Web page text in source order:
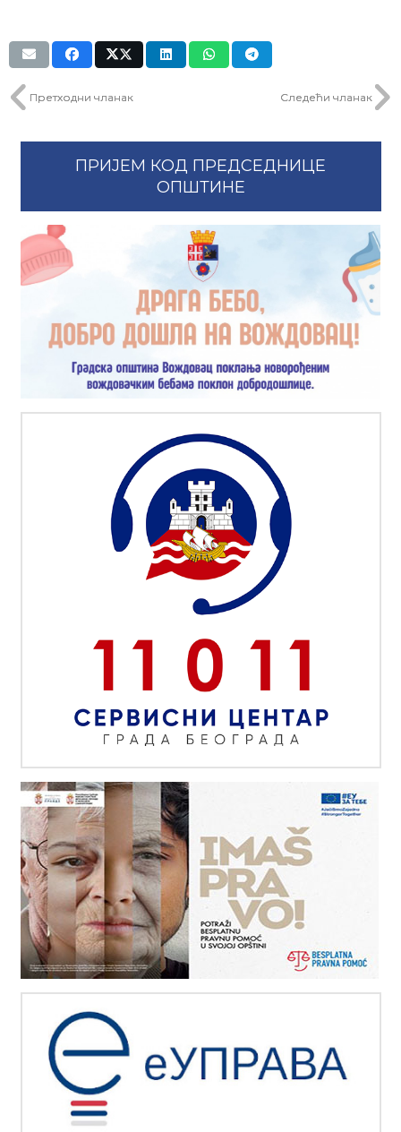
Претходни чланак Следећи чланак
ПРИЈЕМ КОД ПРЕДСЕДНИЦЕ
ОПШТИНЕ